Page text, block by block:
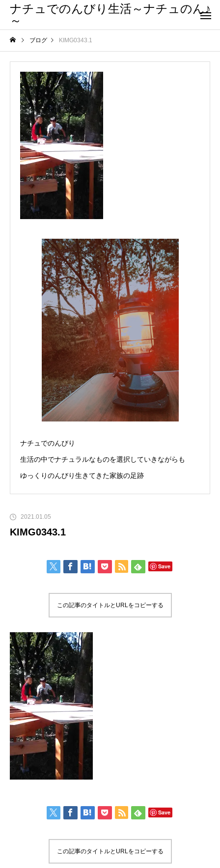
ナチュでのんびり生活～ナチュのん♪
～
ブログ KIMG0343.1
ナチュでのんびり
生活の中でナチュラルなものを選択していきながらも
ゆっくりのんびり生きてきた家族の足跡
2021.01.05
KIMG0343.1
Save
この記事のタイトルとURLをコピーする
Save
この記事のタイトルとURLをコピーする